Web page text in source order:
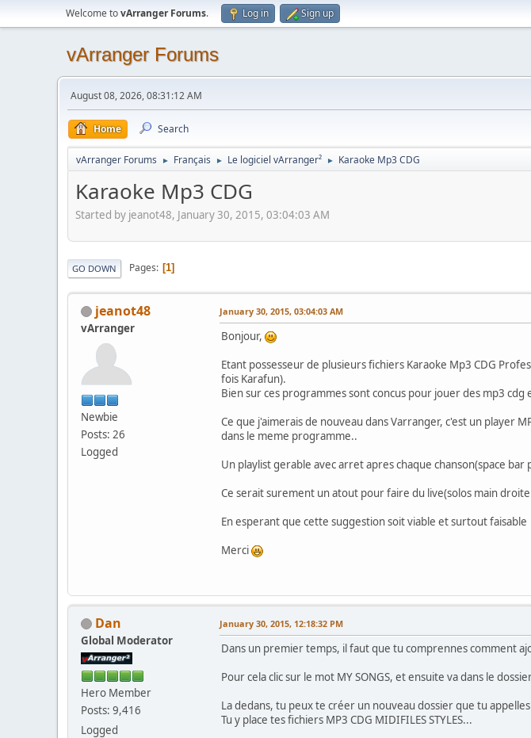
Welcome tovArranger Forums. Log in Sign up
vArranger Forums
August 08, 2026, 08:31:12 AM
Home Search
vArranger Forums ► Français ► Le logiciel vArranger² ► Karaoke Mp3 CDG
Karaoke Mp3 CDG
Started by jeanot48, January 30, 2015, 03:04:03 AM
GO DOWN Pages 1
jeanot48
vArranger
Newbie
Posts: 26
Logged
January 30, 2015, 03:04:03 AM
Bonjour,
Etant possesseur de plusieurs fichiers Karaoke Mp3 CDG
fois Karafun).
Bien sur ces programmes sont concus pour jouer des mp3
Ce que j'aimerais de nouveau dans Varranger, c'est un player
dans le meme programme..
Un playlist gerable avec arret apres chaque chanson(space
Ce serait surement un atout pour faire du live(solos main droite
En esperant que cette suggestion soit viable et surtout faisable
Merci
Dan
Global Moderator
Hero Member
Posts: 9,416
Logged
January 30, 2015, 12:18:32 PM
Dans un premier temps, il faut que tu comprennes comment
Pour cela clic sur le mot MY SONGS, et ensuite va dans le
La dedans, tu peux te créer un nouveau dossier que tu
Tu y place tes fichiers MP3 CDG MIDIFILES STYLES...